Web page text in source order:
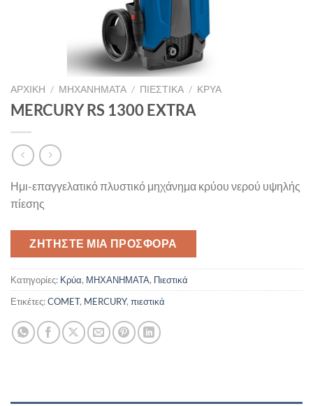
ΑΡΧΙΚΉ / ΜΗΧΑΝΗΜΑΤΑ / ΠΙΕΣΤΙΚΆ / ΚΡΎΑ
MERCURY RS 1300 EXTRA
Ημι-επαγγελατικό πλυστικό μηχάνημα κρύου νερού υψηλής
πίεσης
ΖΗΤΉΣΤΕ ΜΙΑ ΠΡΟΣΦΟΡΆ
Κατηγορίες: Κρύα, ΜΗΧΑΝΗΜΑΤΑ, Πιεστικά
Ετικέτες:COMET, MERCURY, πιεστικά